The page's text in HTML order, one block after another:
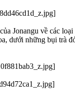
Jonangu về các
dưới những bụi trà